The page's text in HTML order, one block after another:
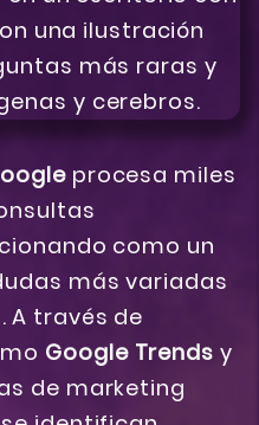
procesa miles
como un
más variadas
A través de
Google Trends y
de marketing